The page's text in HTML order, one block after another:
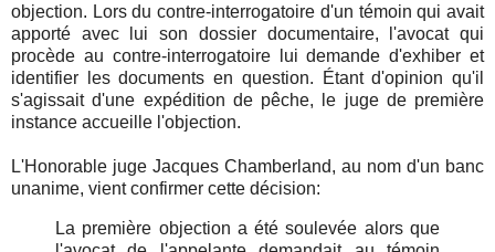
objection. Lors du contre-interrogatoire d'un témoin qui avait
apporté avec lui son dossier documentaire, l'avocat qui
procède au contre-interrogatoire lui demande d'exhiber et
identifier les documents en question. Étant d'opinion qu'il
s'agissait d'une expédition de pêche, le juge de première
instance accueille l'objection.
L'Honorable juge Jacques Chamberland, au nom d'un banc
unanime, vient confirmer cette décision:
La première objection a été soulevée alors que